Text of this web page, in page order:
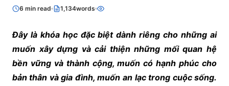
6 min read 1,134words
Đây là khóa học đặc biệt dành riêng cho những ai
muốn xây dựng và cải thiện những mối quan hệ
bền vững và thành cộng, muốn có hạnh phúc cho
bản thân và gia đình, muốn an lạc trong cuộc sống.